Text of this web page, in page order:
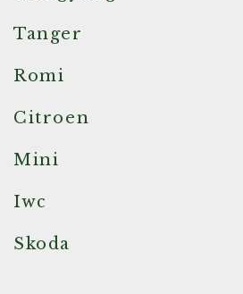
Tanger
Romi
Citroen
Mini
Iwc
Skoda